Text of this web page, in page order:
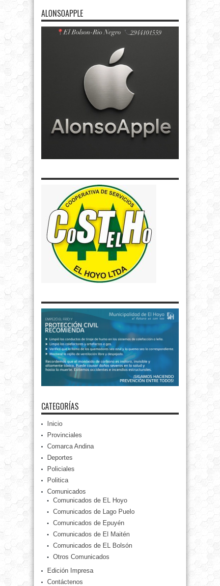
ALONSOAPPLE
CATEGORÍAS
Inicio
Provinciales
Comarca Andina
Deportes
Policiales
Politica
Comunicados
Comunicados de EL Hoyo
Comunicados de Lago Puelo
Comunicados de Epuyén
Comunicados de El Maitén
Comunicados de EL Bolsón
Otros Comunicados
Edición Impresa
Contáctenos